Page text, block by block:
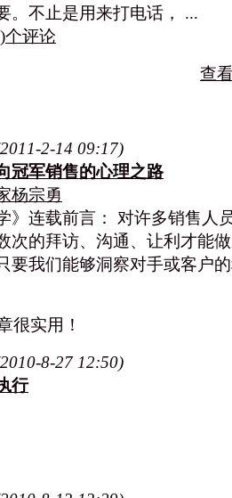
。不止是用来打电话， ...
个评论
查
2-14 09:17)
冠军销售的心理之路
杨宗勇
》连载前言： 对许多销售人
次的拜访、沟通、让利才能
要我们能够洞察对手或客户
很实用！
8-27 12:50)
行